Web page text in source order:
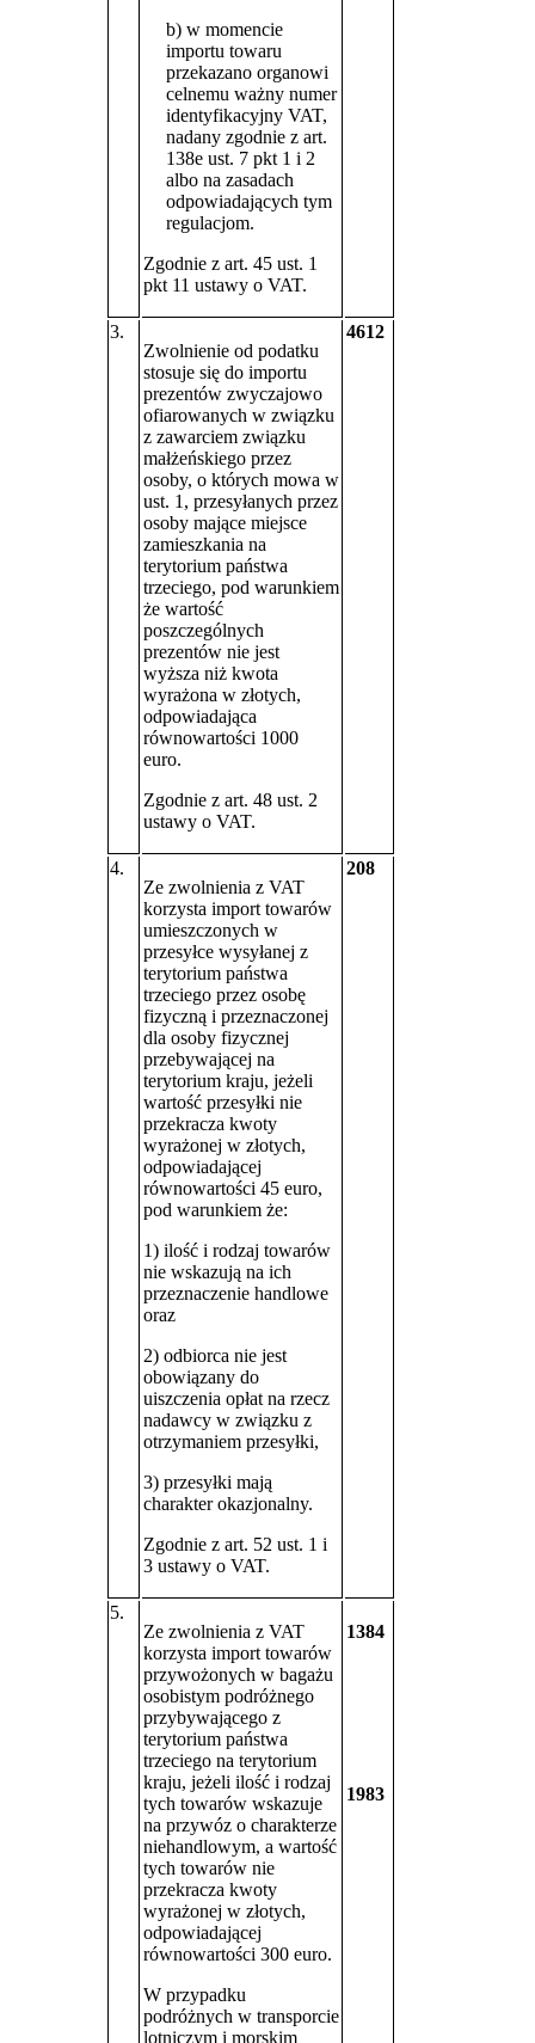
b) w momencie
importu towaru
przekazano organowi
celnemu ważny numer
identyfikacyjny VAT,
nadany zgodnie z art.
138e ust. 7 pkt 1 i 2
albo na zasadach
odpowiadających tym
regulacjom.
Zgodnie z art. 45 ust. 1
pkt 11 ustawy o VAT.
3.
Zwolnienie od podatku
stosuje się do importu
prezentów zwyczajowo
ofiarowanych w związku
z zawarciem związku
małżeńskiego przez
osoby, o których mowa w
ust. 1, przesyłanych przez
osoby mające miejsce
zamieszkania na
terytorium państwa
trzeciego, pod warunkiem
że wartość
poszczególnych
prezentów nie jest
wyższa niż kwota
wyrażona w złotych,
odpowiadająca
równowartości 1000
euro.
Zgodnie z art. 48 ust. 2
ustawy o VAT.
4612
4.
Ze zwolnienia z VAT
korzysta import towarów
umieszczonych w
przesyłce wysyłanej z
terytorium państwa
trzeciego przez osobę
fizyczną i przeznaczonej
dla osoby fizycznej
przebywającej na
terytorium kraju, jeżeli
wartość przesyłki nie
przekracza kwoty
wyrażonej w złotych,
odpowiadającej
równowartości 45 euro,
pod warunkiem że:
1) ilość i rodzaj towarów
nie wskazują na ich
przeznaczenie handlowe
oraz
2) odbiorca nie jest
obowiązany do
uiszczenia opłat na rzecz
nadawcy w związku z
otrzymaniem przesyłki,
3) przesyłki mają
charakter okazjonalny.
Zgodnie z art. 52 ust. 1 i
3 ustawy o VAT.
208
5.
Ze zwolnienia z VAT
korzysta import towarów
przywożonych w bagażu
osobistym podróżnego
przybywającego z
terytorium państwa
trzeciego na terytorium
kraju, jeżeli ilość i rodzaj
tych towarów wskazuje
na przywóz o charakterze
niehandlowym, a wartość
tych towarów nie
przekracza kwoty
wyrażonej w złotych,
odpowiadającej
równowartości 300 euro.
W przypadku
podróżnych w transporcie
lotniczym i morskim
1384
1983